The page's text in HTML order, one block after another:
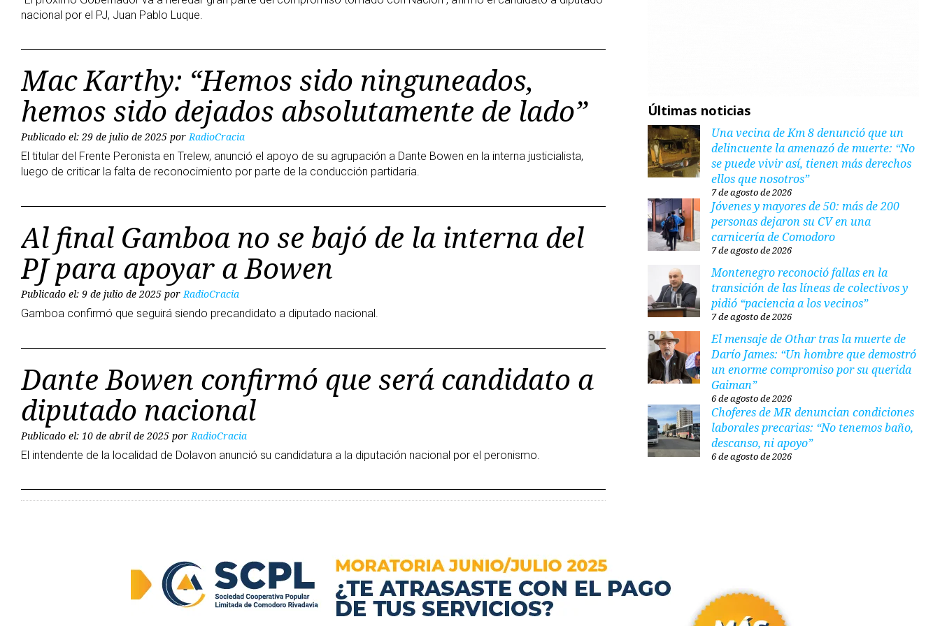
nacional por el PJ, Juan Pablo Luque.
Mac Karthy: “Hemos sido ninguneados,
hemos sido dejados absolutamente de lado”
Publicado el: 29 de julio de 2025 porRadioCracia
El titular del Frente Peronista en Trelew, anunció el apoyo de su agrupación a Dante Bowen en la interna justicialista,
luego de criticar la falta de reconocimiento por parte de la conducción partidaria.
Al final Gamboa no se bajó de la interna del
PJ para apoyar a Bowen
Publicado el: 9 de julio de 2025 porRadioCracia
Gamboa confirmó que seguirá siendo precandidato a diputado nacional.
Dante Bowen confirmó que será candidato a
diputado nacional
Publicado el: 10 de abril de 2025 por RadioCracia
El intendente de la localidad de Dolavon anunció su candidatura a la diputación nacional por el peronismo.
Últimas noticias
Una vecina de Km 8 denunció que un
delincuente la amenazó de muerte: “No
se puede vivir así, tienen más derechos
ellos que nosotros”
7 de agosto de 2026
Jóvenes y mayores de 50: más de 200
personas dejaron su CV en una
carnicería de Comodoro
7 de agosto de 2026
Montenegro reconoció fallas en la
transición de las líneas de colectivos y
pidió “paciencia a los vecinos”
7 de agosto de 2026
El mensaje de Othar tras la muerte de
Darío James: “Un hombre que demostró
un enorme compromiso por su querida
Gaiman”
6 de agosto de 2026
Choferes de MR denuncian condiciones
laborales precarias: “No tenemos baño,
descanso, ni apoyo”
6 de agosto de 2026